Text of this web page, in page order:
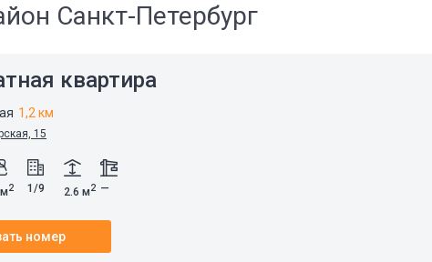
Санкт-Петербург
квартира
1,2 км
15
2 1/9 2.6 м2 —
номер